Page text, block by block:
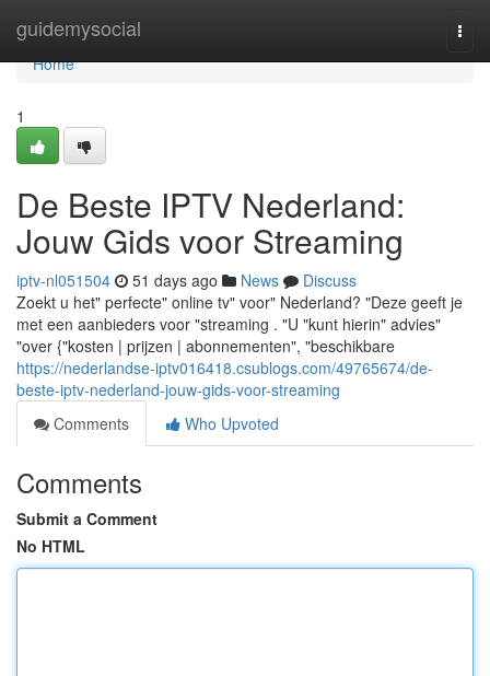
guidemysocial
Home
Home
1
De Beste IPTV Nederland:
Jouw Gids voor Streaming
iptv-nl051504 51 days ago News
Discuss
Zoekt u het" perfecte" online tv" voor" Nederland? "Deze geeft je
met een aanbieders voor "streaming . "U "kunt hierin" advies"
"over {"kosten | prijzen | abonnementen", "beschikbare
https://nederlandse-iptv016418.csublogs.com/49765674/de-
beste-iptv-nederland-jouw-gids-voor-streaming
Comments
Who Upvoted
Comments
Submit a Comment
No HTML